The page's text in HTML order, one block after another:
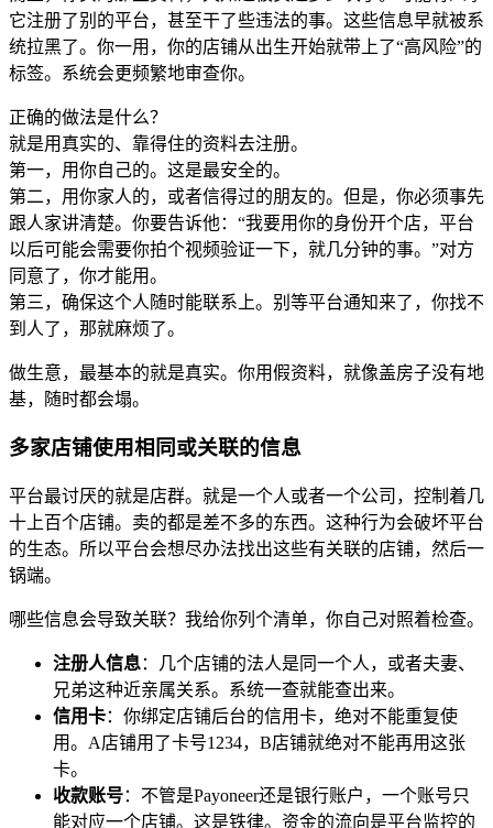
它注册了别的平台，甚至干了些违法的事。这些信息早就被系
统拉黑了。你一用，你的店铺从出生开始就带上了“高风险”的
标签。系统会更频繁地审查你。
正确的做法是什么？
就是用真实的、靠得住的资料去注册。
第一，用你自己的。这是最安全的。
第二，用你家人的，或者信得过的朋友的。但是，你必须事先
跟人家讲清楚。你要告诉他：“我要用你的身份开个店，平台
以后可能会需要你拍个视频验证一下，就几分钟的事。”对方
同意了，你才能用。
第三，确保这个人随时能联系上。别等平台通知来了，你找不
到人了，那就麻烦了。
做生意，最基本的就是真实。你用假资料，就像盖房子没有地
基，随时都会塌。
多家店铺使用相同或关联的信息
平台最讨厌的就是店群。就是一个人或者一个公司，控制着几
十上百个店铺。卖的都是差不多的东西。这种行为会破坏平台
的生态。所以平台会想尽办法找出这些有关联的店铺，然后一
锅端。
哪些信息会导致关联？我给你列个清单，你自己对照着检查。
注册人信息：几个店铺的法人是同一个人，或者夫妻、
兄弟这种近亲属关系。系统一查就能查出来。
信用卡：你绑定店铺后台的信用卡，绝对不能重复使
用。A店铺用了卡号1234，B店铺就绝对不能再用这张
卡。
收款账号：不管是Payoneer还是银行账户，一个账号只
能对应一个店铺。这是铁律。资金的流向是平台监控的